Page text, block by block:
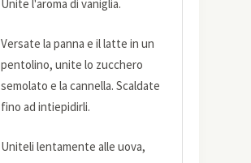
Unite l'aroma di vaniglia.
Versate la panna e il latte in un
pentolino, unite lo zucchero
semolato e la cannella. Scaldate
fino ad intiepidirli.
Uniteli lentamente alle uova,